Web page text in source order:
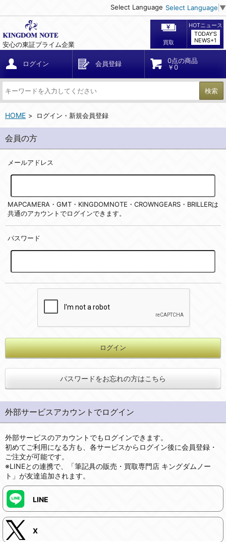
Select Language Select Language ▼
安心の東証プライム企業 買取
HOTニュース
TODAY'S
NEWS+1
ログイン 会員登録
0点の商品
￥0
検索
HOME ログイン・新規会員登録
会員の方
メールアドレス
MAPCAMERA・GMT・KINGDOMNOTE・CROWNGEARS・BRILLERは
共通のアカウントでログインできます。
パスワード
パスワードをお忘れの方はこちら
外部サービスアカウントでログイン
外部サービスのアカウントでもログインできます。
初めてご利用になる方も、各サービスからログイン後に会員登録・
ご注文が可能です。
※LINEとの連携で、「筆記具の販売・買取専門店 キングダムノー
ト」が友達追加されます。
LINE
X